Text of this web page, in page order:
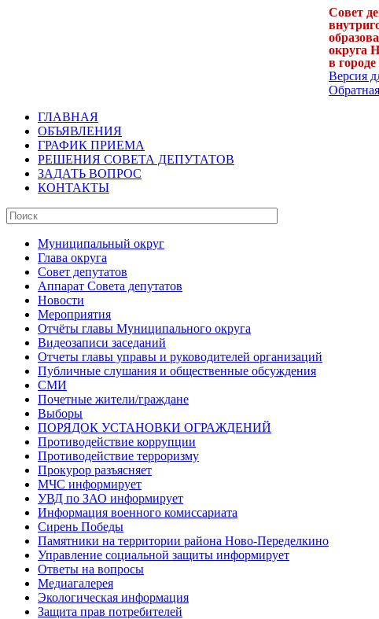
Совет
округа
в
Версия
ГЛАВНАЯ
ОБЪЯВЛЕНИЯ
ГРАФИК ПРИЕМА
РЕШЕНИЯ СОВЕТА ДЕПУТАТОВ
ЗАДАТЬ ВОПРОС
КОНТАКТЫ
Муниципальный округ
Глава округа
Совет депутатов
Аппарат Совета депутатов
Новости
Мероприятия
Отчёты главы Муниципального округа
Видеозаписи заседаний
Отчеты главы управы и руководителей организаций
Публичные слушания и общественные обсуждения
СМИ
Почетные жители/граждане
Выборы
ПОРЯДОК УСТАНОВКИ ОГРАЖДЕНИЙ
Противодействие коррупции
Противодействие терроризму
Прокурор разъясняет
МЧС информирует
УВД по ЗАО информирует
Информация военного комиссариата
Сирень Победы
Памятники на территории района Ново-Переделкино
Управление социальной защиты информирует
Ответы на вопросы
Медиагалерея
Экологическая информация
Защита прав потребителей